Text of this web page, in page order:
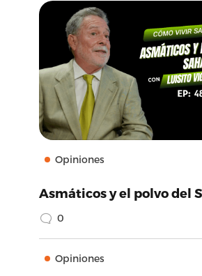
Opiniones
Asmáticos y el polvo del
0
Opiniones